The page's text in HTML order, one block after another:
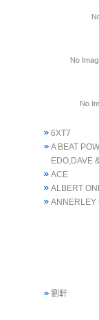
6XT7
A BEAT
EDO,DAVE
ACE
ALBERT
ANNERLEY
劉軒